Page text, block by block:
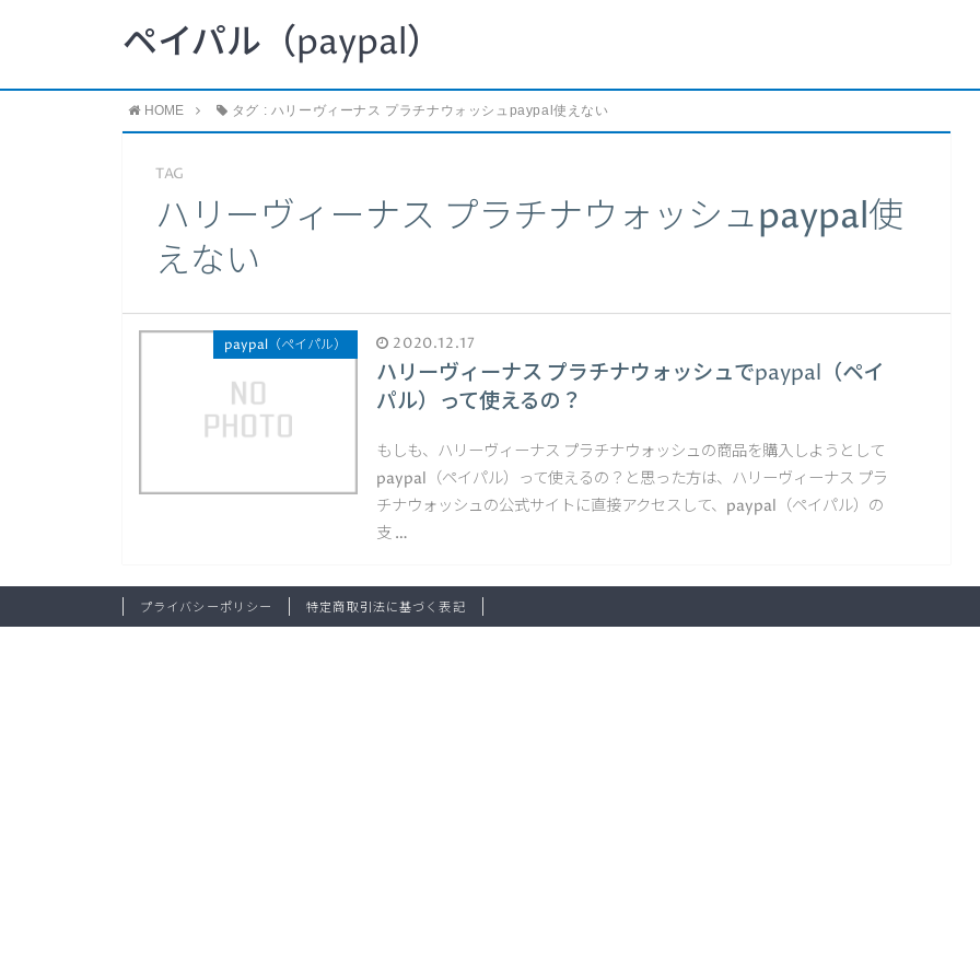
ペイパル（paypal）
HOME タグ : ハリーヴィーナス プラチナウォッシュpaypal使えない
TAG
ハリーヴィーナス プラチナウォッシュpaypal使
えない
paypal（ペイパル） 2020.12.17
ハリーヴィーナス プラチナウォッシュでpaypal（ペイ
パル）って使えるの？
もしも、ハリーヴィーナス プラチナウォッシュの商品を購入しようとして
paypal（ペイパル）って使えるの？と思った方は、ハリーヴィーナス プラ
チナウォッシュの公式サイトに直接アクセスして、paypal（ペイパル）の
支 …
プライバシーポリシー 特定商取引法に基づく表記